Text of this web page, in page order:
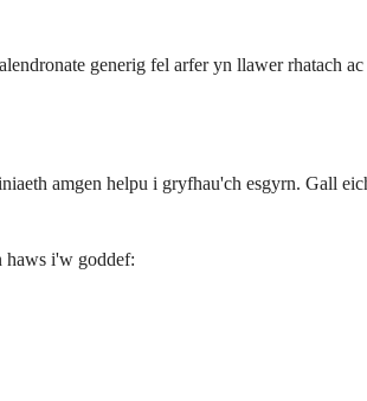
generig fel arfer yn llawer rhatach
amgen helpu i gryfhau'ch esgyrn. Gall
haws i'w goddef: